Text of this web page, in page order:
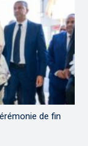
de fin